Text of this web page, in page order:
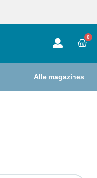
0
Alle magazines